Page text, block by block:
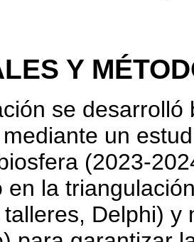
Y
se
un
(2023-
en la
Delphi)